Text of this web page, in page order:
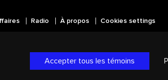
Radio À propos Cookies settings
et les autres
Unis et dans les autres territoires.
Accepter tous les témoins